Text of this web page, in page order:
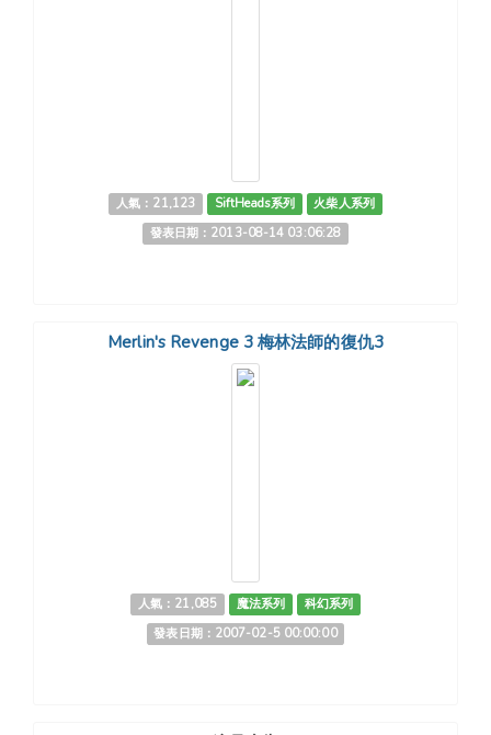
人氣：21,123 SiftHeads系列
火柴人系列
發表日期：2013-08-14 03:06:28
Merlin's Revenge 3 梅林法師的復仇3
人氣：21,085 魔法系列
科幻系列
發表日期：2007-02-5 00:00:00